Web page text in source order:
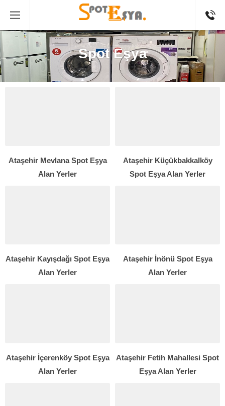
Spot Eşya
Ataşehir Mevlana Spot Eşya
Alan Yerler
Ataşehir Küçükbakkalköy
Spot Eşya Alan Yerler
Ataşehir Kayışdağı Spot Eşya
Alan Yerler
Ataşehir İnönü Spot Eşya
Alan Yerler
Ataşehir İçerenköy Spot Eşya
Alan Yerler
Ataşehir Fetih Mahallesi Spot
Eşya Alan Yerler